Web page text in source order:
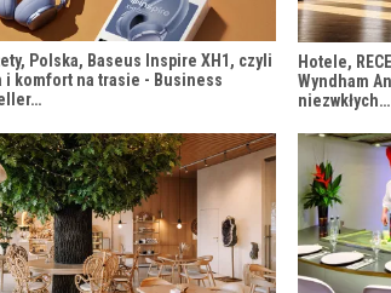
Polska, Baseus Inspire XH1, czyli
i komfort na trasie - Business
Hotele,
Wyndham
niezwkłych…